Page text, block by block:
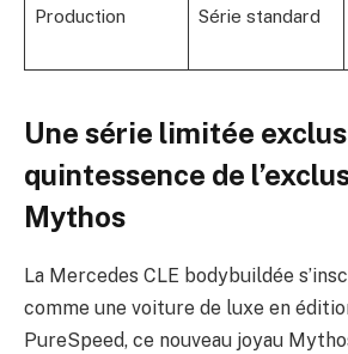
Production Série standard
Une série limitée
quintessence de
Mythos
La Mercedes CLE bodybuildée
comme une voiture de luxe en
PureSpeed, ce nouveau joyau